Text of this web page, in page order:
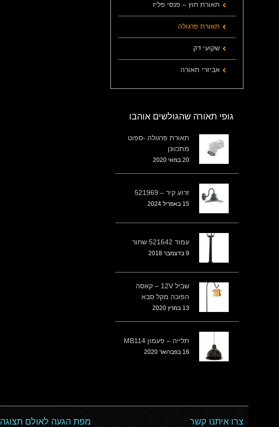
תאורת חוץ – פנסי פליז
תאורת פרגולה
שקועי דק
אביזרי תאורה
גופי תאורה שהגולשים אוהבו
תאורת פרגולה -ספוט
מתכוונן
20 במאי 2020
זרוע קיר – 521969
15 באפריל 2024
עמוד 521642 שחור
9 בדצמבר 2018
שביל 12V – קאסה
הפוכה מקל סבא
13 במרץ 2020
תלייה – פעמון MB114
16 בפברואר 2020
צרו איתנו קשר מפת הגעה לאולם תצוגה